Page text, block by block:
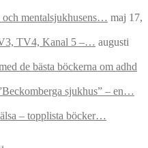
mentalsjukhusens… maj 17,
TV4, Kanal 5 –… augusti
de bästa böckerna om adhd
sjukhus” – en…
– topplista böcker…